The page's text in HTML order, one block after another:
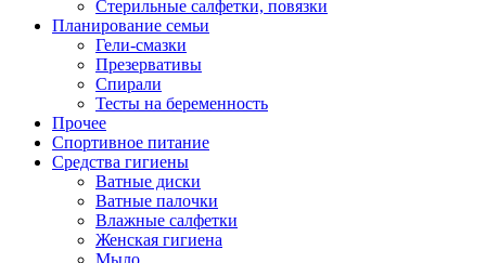
Стерильные салфетки, повязки
Планирование семьи
Гели-смазки
Презервативы
Спирали
Тесты на беременность
Прочее
Спортивное питание
Средства гигиены
Ватные диски
Ватные палочки
Влажные салфетки
Женская гигиена
Мыло